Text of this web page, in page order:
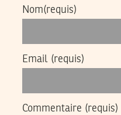
Nom(requis)
Email (requis)
Commentaire (requis)